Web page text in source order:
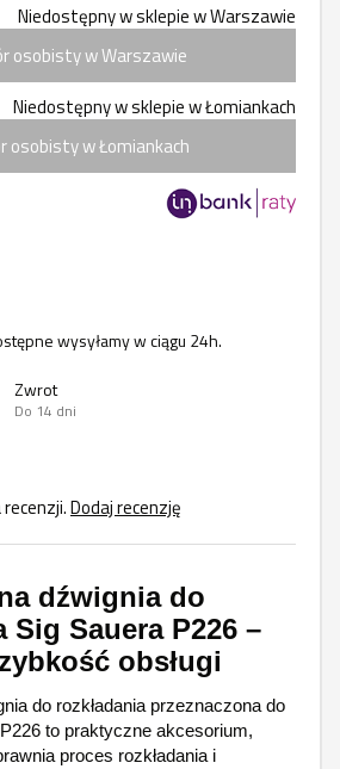
Niedostępny w sklepie w Warszawie
osobisty w Warszawie
Niedostępny w sklepie w Łomiankach
osobisty w Łomiankach
wysyłamy w ciągu 24h.
Zwrot
Do 14 dni
Dodaj recenzję
dźwignia do
Sig Sauera P226 –
obsługi
do rozkładania przeznaczona do
to praktyczne akcesorium,
proces rozkładania i